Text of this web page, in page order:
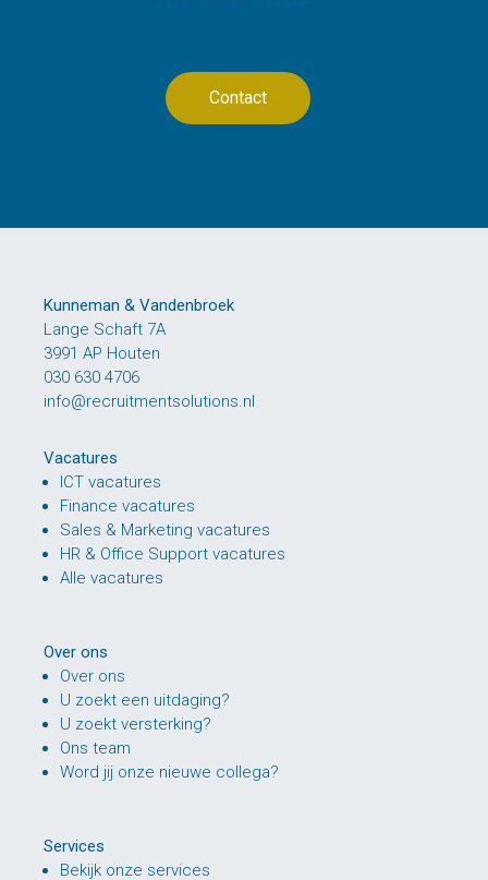
Contact
Kunneman & Vandenbroek
Lange Schaft 7A
3991 AP Houten
030 630 4706
info@recruitmentsolutions.nl
Vacatures
ICT vacatures
Finance vacatures
Sales & Marketing vacatures
HR & Office Support vacatures
Alle vacatures
Over ons
Over ons
U zoekt een uitdaging?
U zoekt versterking?
Ons team
Word jij onze nieuwe collega?
Services
Bekijk onze services